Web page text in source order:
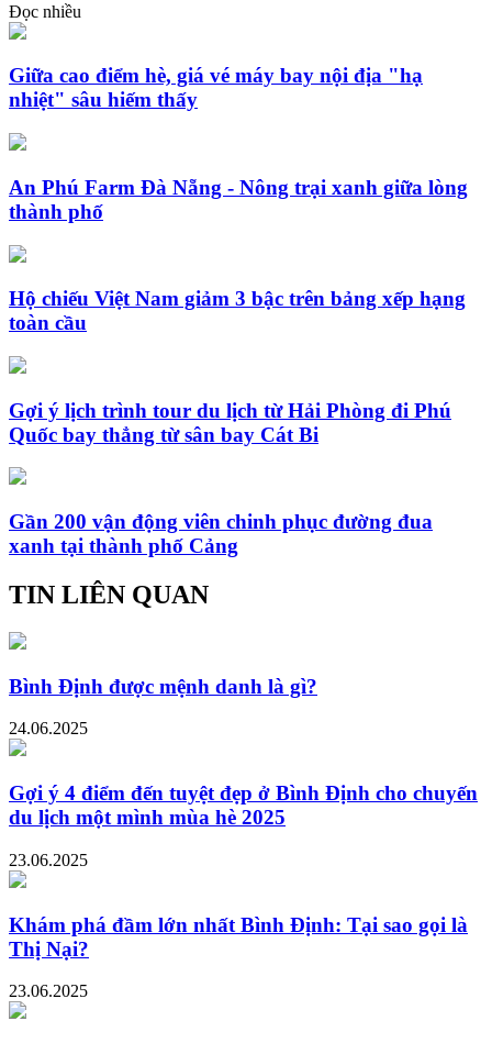
Đọc nhiều
Giữa cao điểm hè, giá vé máy bay nội địa "hạ
nhiệt" sâu hiếm thấy
An Phú Farm Đà Nẵng - Nông trại xanh giữa lòng
thành phố
Hộ chiếu Việt Nam giảm 3 bậc trên bảng xếp hạng
toàn cầu
Gợi ý lịch trình tour du lịch từ Hải Phòng đi Phú
Quốc bay thẳng từ sân bay Cát Bi
Gần 200 vận động viên chinh phục đường đua
xanh tại thành phố Cảng
TIN LIÊN QUAN
Bình Định được mệnh danh là gì?
24.06.2025
Gợi ý 4 điểm đến tuyệt đẹp ở Bình Định cho chuyến
du lịch một mình mùa hè 2025
23.06.2025
Khám phá đầm lớn nhất Bình Định: Tại sao gọi là
Thị Nại?
23.06.2025